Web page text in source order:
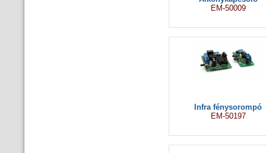
EM-50009
Infra fénysorompó
EM-50197